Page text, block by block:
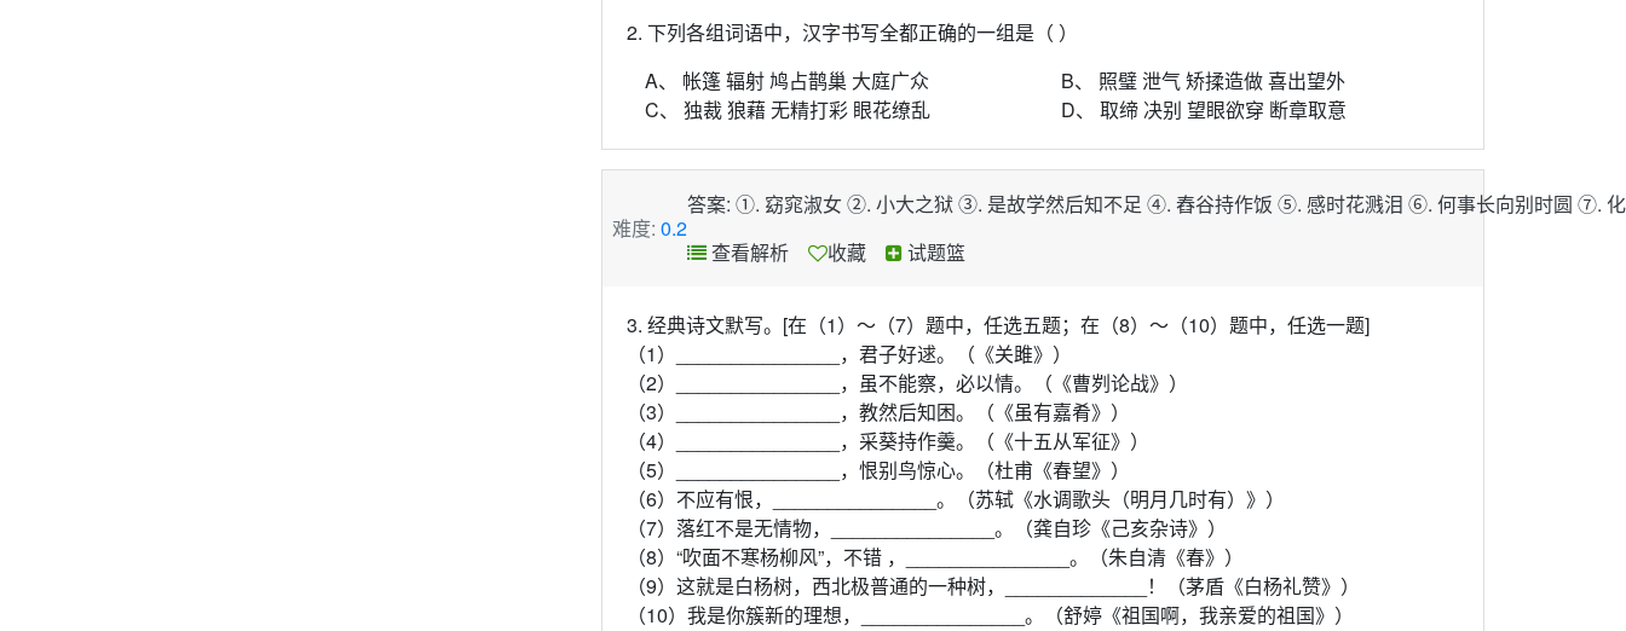
2. 下列各组词语中，汉字书写全都正确的一组是（ ）
A、 帐篷 辐射 鸠占鹊巢 大庭广众
B、 照璧 泄气 矫揉造做 喜出望外
C、 独裁 狼藉 无精打彩 眼花缭乱
D、 取缔 决别 望眼欲穿 断章取意
难度: 0.2
答案: ①. 窈窕淑女 ②. 小大之狱 ③. 是故学然后知不足 ④. 舂谷持作饭 ⑤. 感时花溅泪 ⑥. 何事长向别时圆 ⑦.
查看解析
收藏 试题篮
3. 经典诗文默写。[在（1）～（7）题中，任选五题；在（8）～（10）题中，任选一题]
（1）_______________，君子好逑。（《关雎》）
（2）_______________，虽不能察，必以情。（《曹刿论战》）
（3）_______________，教然后知困。（《虽有嘉肴》）
（4）_______________，采葵持作羹。（《十五从军征》）
（5）_______________，恨别鸟惊心。（杜甫《春望》）
（6）不应有恨，_______________。（苏轼《水调歌头（明月几时有）》）
（7）落红不是无情物，_______________。（龚自珍《己亥杂诗》）
（8）“吹面不寒杨柳风”，不错 ，_______________。（朱自清《春》）
（9）这就是白杨树，西北极普通的一种树，_____________！（茅盾《白杨礼赞》）
（10）我是你簇新的理想，_______________。（舒婷《祖国啊，我亲爱的祖国》）